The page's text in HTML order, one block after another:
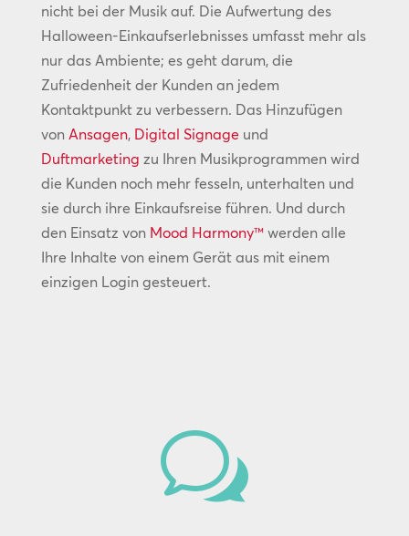
nicht bei der Musik auf. Die Aufwertung des
Halloween-Einkaufserlebnisses umfasst mehr als
nur das Ambiente; es geht darum, die
Zufriedenheit der Kunden an jedem
Kontaktpunkt zu verbessern. Das Hinzufügen
von Ansagen, Digital Signage und
Duftmarketing zu Ihren Musikprogrammen wird
die Kunden noch mehr fesseln, unterhalten und
sie durch ihre Einkaufsreise führen. Und durch
den Einsatz von Mood Harmony™werden alle
Ihre Inhalte von einem Gerät aus mit einem
einzigen Login gesteuert.
w